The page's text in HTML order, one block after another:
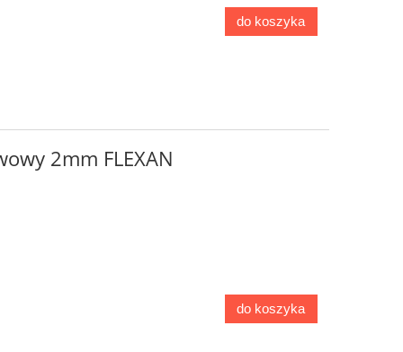
do koszyka
2mm FLEXAN
do koszyka